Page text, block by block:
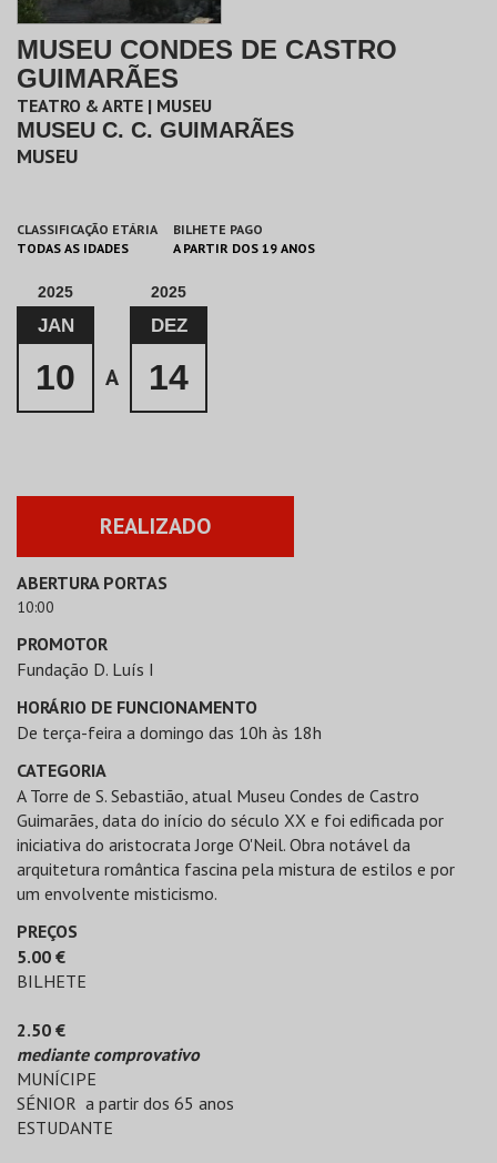
MUSEU CONDES DE CASTRO
GUIMARÃES
TEATRO & ARTE | MUSEU
MUSEU C. C. GUIMARÃES
MUSEU
CLASSIFICAÇÃO ETÁRIA
TODAS AS IDADES
BILHETE PAGO
A PARTIR DOS 19 ANOS
2025
JAN
10 A
2025
DEZ
14
REALIZADO
ABERTURA PORTAS
10:00
PROMOTOR
Fundação D. Luís I
HORÁRIO DE FUNCIONAMENTO
De terça-feira a domingo das 10h às 18h
CATEGORIA
A Torre de S. Sebastião, atual Museu Condes de Castro
Guimarães, data do início do século XX e foi edificada por
iniciativa do aristocrata Jorge O'Neil. Obra notável da
arquitetura romântica fascina pela mistura de estilos e por
um envolvente misticismo.
PREÇOS
5.00 €
BILHETE
2.50 €
mediante comprovativo
MUNÍCIPE
SÉNIOR a partir dos 65 anos
ESTUDANTE